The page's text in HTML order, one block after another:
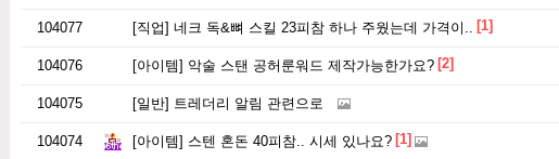
104077 [직업] 네크 독&뼈 스킬 23피참 하나 주웠는데 가격이.. [1]
104076 [아이템] 악술 스탠 공허룬워드 제작가능한가요? [2]
104075 [일반] 트레더리 알림 관련으로
104074 [아이템] 스텐 혼돈 40피참.. 시세 있나요? [1]